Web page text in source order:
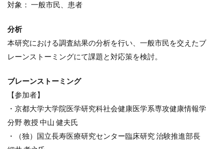
対象： 一般市民、患者
分析
本研究における調査結果の分析を行い、一般市民を交えたブ
レーンストーミングにて課題と対応策を検討。
ブレーンストーミング
【参加者】
・京都大学大学院医学研究科社会健康医学系専攻健康情報学
分野 教授 中山 健夫氏
・（独）国立長寿医療研究センター臨床研究 治験推進部長